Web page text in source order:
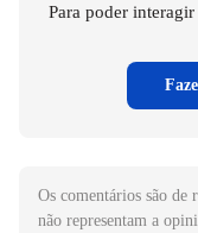
Para poder
Os comentários são de
não representam a